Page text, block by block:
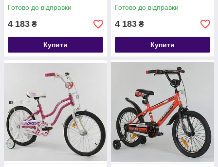
Готово до відправки
4 183 ₴
Купити
Готово до відправки
4 183 ₴
Купити